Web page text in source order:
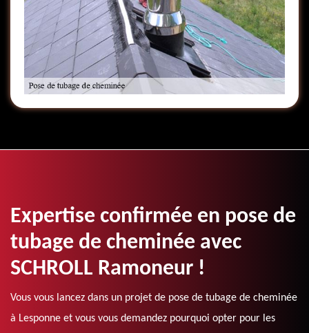
Expertise confirmée en pose de
tubage de cheminée avec
SCHROLL Ramoneur !
Vous vous lancez dans un projet de pose de tubage de cheminée
à Lesponne et vous vous demandez pourquoi opter pour les